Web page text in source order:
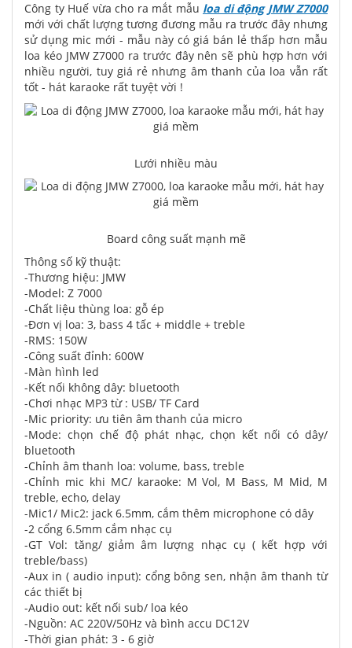
Công ty Huế vừa cho ra mắt mẫu loa di động JMW Z7000
mới với chất lượng tương đương mẫu ra trước đây nhưng
sử dụng mic mới - mẫu này có giá bán lẻ thấp hơn mẫu
loa kéo JMW Z7000 ra trước đây nên sẽ phù hợp hơn với
nhiều người, tuy giá rẻ nhưng âm thanh của loa vẫn rất
tốt - hát karaoke rất tuyệt vời !
Lưới nhiều màu
Board công suất mạnh mẽ
Thông số kỹ thuật:
-Thương hiệu: JMW
-Model: Z 7000
-Chất liệu thùng loa: gỗ ép
-Đơn vị loa: 3, bass 4 tấc + middle + treble
-RMS: 150W
-Công suất đỉnh: 600W
-Màn hình led
-Kết nối không dây: bluetooth
-Chơi nhạc MP3 từ : USB/ TF Card
-Mic priority: ưu tiên âm thanh của micro
-Mode: chọn chế độ phát nhạc, chọn kết nối có dây/
bluetooth
-Chỉnh âm thanh loa: volume, bass, treble
-Chỉnh mic khi MC/ karaoke: M Vol, M Bass, M Mid, M
treble, echo, delay
-Mic1/ Mic2: jack 6.5mm, cắm thêm microphone có dây
-2 cổng 6.5mm cắm nhạc cụ
-GT Vol: tăng/ giảm âm lượng nhạc cụ ( kết hợp với
treble/bass)
-Aux in ( audio input): cổng bông sen, nhận âm thanh từ
các thiết bị
-Audio out: kết nối sub/ loa kéo
-Nguồn: AC 220V/50Hz và bình accu DC12V
-Thời gian phát: 3 - 6 giờ